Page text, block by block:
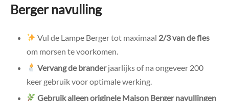
Berger navulling
Vul de Lampe Berger tot maximaal 2/3 van de fles
om morsen te voorkomen.
Vervang de branderjaarlijks of na ongeveer 200
keer gebruik voor optimale werking.
Gebruik alleen originele Maison Berger navullingen